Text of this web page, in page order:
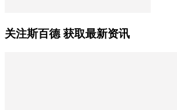
关注斯百德 获取最新资讯